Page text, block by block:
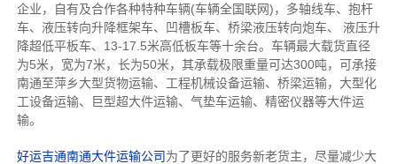
企业，自有及合作各种特种车辆(车辆全国联网)，多轴线车、抱杆
车、液压转向升降框架车、凹槽板车、桥梁液压转向炮车、 液压升
降超低平板车、13-17.5米高低板车等十余台。车辆最大载货直径
为5米，宽为7米，长为50米，其承载极限重量可达300吨，可承接
南通至萍乡大型货物运输、工程机械设备运输、桥梁运输，大型化
工设备运输、巨型超大件运输、气垫车运输、精密仪器等大件运
输。
好运吉通南通大件运输公司为了更好的服务新老货主，尽量减少大